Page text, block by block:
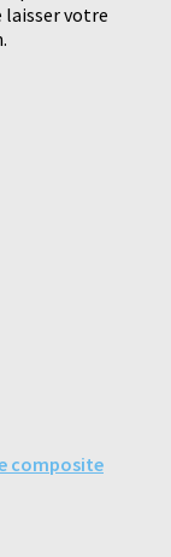
laisser votre
composite